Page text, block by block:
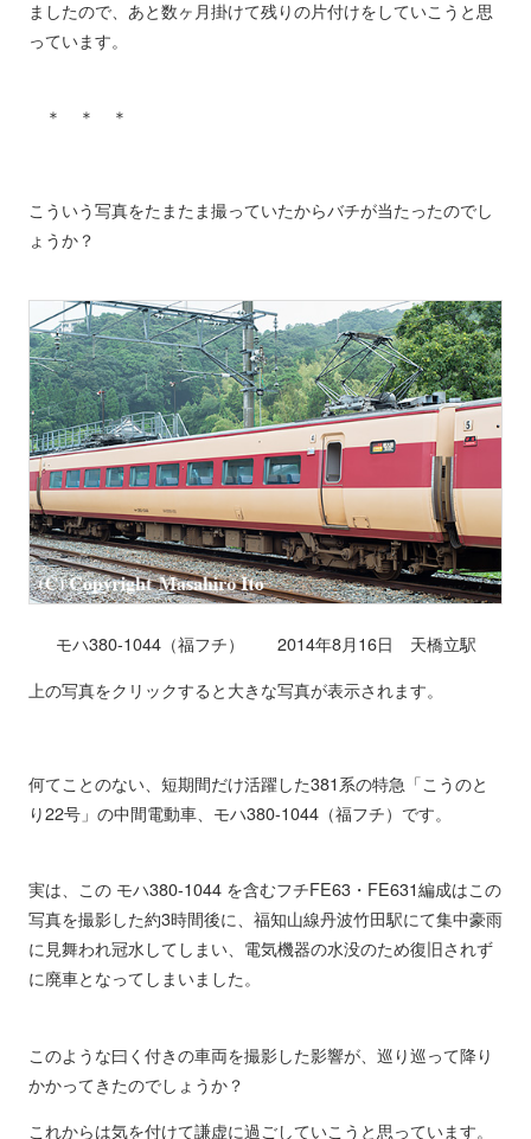
ましたので、あと数ヶ月掛けて残りの片付けをしていこうと思
っています。
＊ ＊ ＊
こういう写真をたまたま撮っていたからバチが当たったのでし
ょうか？
モハ380-1044（福フチ） 2014年8月16日 天橋立駅
上の写真をクリックすると大きな写真が表示されます。
何てことのない、短期間だけ活躍した381系の特急「こうのと
り22号」の中間電動車、モハ380-1044（福フチ）です。
実は、この モハ380-1044 を含むフチFE63・FE631編成はこの
写真を撮影した約3時間後に、福知山線丹波竹田駅にて集中豪雨
に見舞われ冠水してしまい、電気機器の水没のため復旧されず
に廃車となってしまいました。
このような曰く付きの車両を撮影した影響が、巡り巡って降り
かかってきたのでしょうか？
これからは気を付けて謙虚に過ごしていこうと思っています。